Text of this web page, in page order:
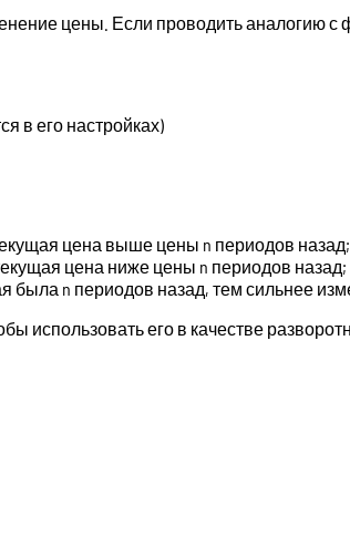
цены. Если проводить аналогию
в его настройках)
цена выше цены n периодов назад;
цена ниже цены n периодов назад;
n периодов назад, тем сильнее
использовать его в качестве